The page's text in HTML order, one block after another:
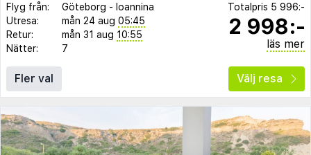
Flyg från: Göteborg - Ioannina
Utresa:
mån 24 aug 05:45
Retur:
mån 31 aug 10:55
Nätter:
7
Totalpris 5 996:-
2 998:-
läs mer
Fler val Välj resa